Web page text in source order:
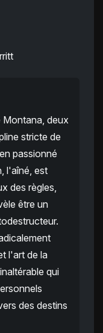
Montana, deux
stricte de
passionné
l'aîné, est
des règles,
être un
l'art de la
qui
des destins